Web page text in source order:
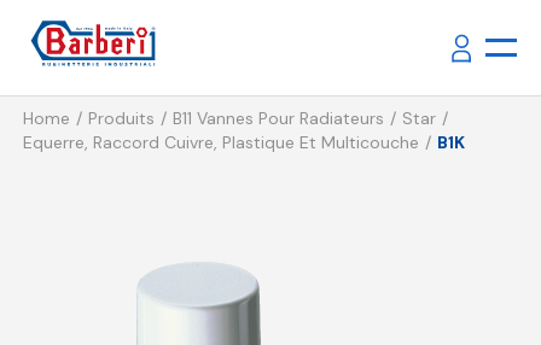
Home Produits B11 Vannes Pour Radiateurs
Star
Equerre, Raccord Cuivre, Plastique Et Multicouche
B1K